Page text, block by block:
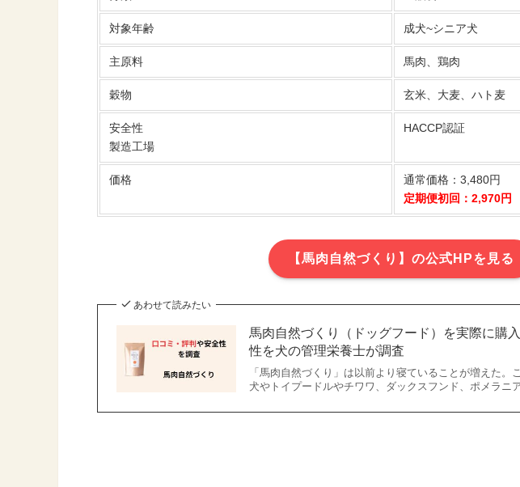
対象年齢 成犬~シニア犬
主原料 馬肉、鶏肉
穀物 玄米、大麦、ハト麦
安全性
製造工場
HACCP認証
価格
通常価格：3,480円
定期便初回：2,970円
【馬肉自然づくり】の公式HPを見る
あわせて読みたい
馬肉自然づくり（ドッグフード）を実際に購
性を犬の管理栄養士が調査
「馬肉自然づくり」は以前より寝ていることが増えた。
犬やトイプードルやチワワ、ダックスフンド、ポメラニ